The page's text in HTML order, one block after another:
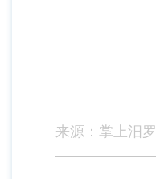
来源：掌上汨罗